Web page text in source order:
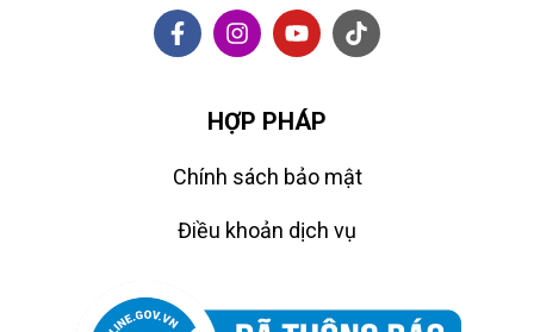
HỢP PHÁP
Chính sách bảo mật
Điều khoản dịch vụ